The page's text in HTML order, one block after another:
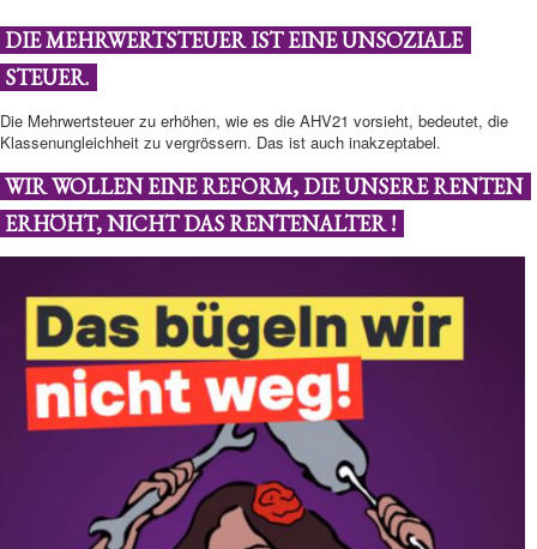
DIE MEHRWERTSTEUER IST EINE UNSOZIALE
STEUER.
Die Mehrwertsteuer zu erhöhen, wie es die AHV21 vorsieht, bedeutet, die
Klassenungleichheit zu vergrössern. Das ist auch inakzeptabel.
WIR WOLLEN EINE REFORM, DIE UNSERE RENTEN
ERHÖHT, NICHT DAS RENTENALTER !